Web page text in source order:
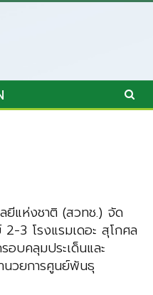
ยีแห่งชาติ (สวทช.) จัด
3 โรงแรมเดอะ สุโกศล
อบคลุมประเด็นและ
นวยการศูนย์พันธุ